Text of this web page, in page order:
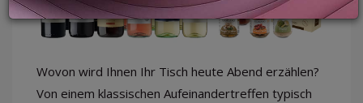
LOGIN
Wovon wird Ihnen Ihr Tisch heute Abend erzählen?
Von einem klassischen Aufeinandertreffen typisch